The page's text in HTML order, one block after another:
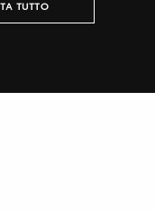
ENGLISH
TUTTO